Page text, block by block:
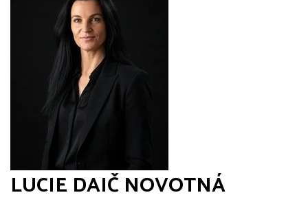
LUCIE DAIČ NOVOTNÁ